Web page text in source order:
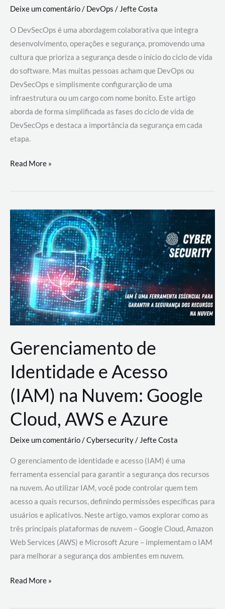
Deixe um comentário/ DevOps /Jefte Costa
O DevSecOps é uma abordagem colaborativa que integra
desenvolvimento, operações e segurança, promovendo uma
cultura que prioriza a segurança desde o início do ciclo de vida
do software. Mas muitas pessoas acham que DevOps ou
DevSecOps e simplismente configurarção de uma
infraestrutura ou um cargo com nome bonito. Este artigo
aborda de forma simplificada as fases do ciclo de vida de
DevSecOps e destaca a importância da segurança em cada
etapa.
DevSecOps
Prática:
Desenvolvimento,
Segurança
e
Operações
Read More »
Gerenciamento de
Identidade e Acesso
(IAM) na Nuvem: Google
Cloud, AWS e Azure
Deixe um comentário/Cybersecurity/ Jefte Costa
O gerenciamento de identidade e acesso (IAM) é uma
ferramenta essencial para garantir a segurança dos recursos
na nuvem. Ao utilizar IAM, você pode controlar quem tem
acesso a quais recursos, definindo permissões específicas para
usuários e aplicativos. Neste artigo, vamos explorar como as
três principais plataformas de nuvem – Google Cloud, Amazon
Web Services (AWS) e Microsoft Azure – implementam o IAM
para melhorar a segurança dos ambientes em nuvem.
Gerenciamento
Read More »